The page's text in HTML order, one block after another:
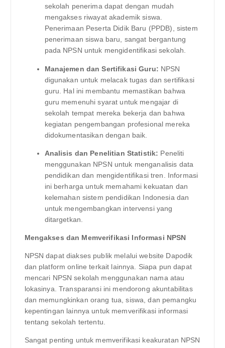
sekolah penerima dapat dengan mudah
mengakses riwayat akademik siswa.
Penerimaan Peserta Didik Baru (PPDB), sistem
penerimaan siswa baru, sangat bergantung
pada NPSN untuk mengidentifikasi sekolah.
Manajemen dan Sertifikasi Guru: NPSN
digunakan untuk melacak tugas dan sertifikasi
guru. Hal ini membantu memastikan bahwa
guru memenuhi syarat untuk mengajar di
sekolah tempat mereka bekerja dan bahwa
kegiatan pengembangan profesional mereka
didokumentasikan dengan baik.
Analisis dan Penelitian Statistik: Peneliti
menggunakan NPSN untuk menganalisis data
pendidikan dan mengidentifikasi tren. Informasi
ini berharga untuk memahami kekuatan dan
kelemahan sistem pendidikan Indonesia dan
untuk mengembangkan intervensi yang
ditargetkan.
Mengakses dan Memverifikasi Informasi NPSN
NPSN dapat diakses publik melalui website Dapodik
dan platform online terkait lainnya. Siapa pun dapat
mencari NPSN sekolah menggunakan nama atau
lokasinya. Transparansi ini mendorong akuntabilitas
dan memungkinkan orang tua, siswa, dan pemangku
kepentingan lainnya untuk memverifikasi informasi
tentang sekolah tertentu.
Sangat penting untuk memverifikasi keakuratan NPSN